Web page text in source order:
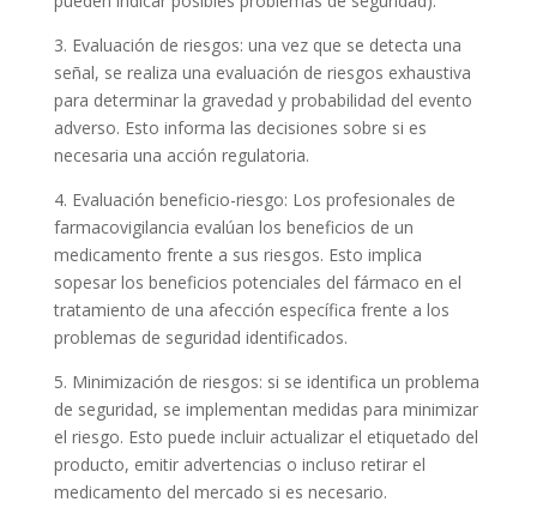
3. Evaluación de riesgos: una vez que se detecta una
señal, se realiza una evaluación de riesgos exhaustiva
para determinar la gravedad y probabilidad del evento
adverso. Esto informa las decisiones sobre si es
necesaria una acción regulatoria.
4. Evaluación beneficio-riesgo: Los profesionales de
farmacovigilancia evalúan los beneficios de un
medicamento frente a sus riesgos. Esto implica
sopesar los beneficios potenciales del fármaco en el
tratamiento de una afección específica frente a los
problemas de seguridad identificados.
5. Minimización de riesgos: si se identifica un problema
de seguridad, se implementan medidas para minimizar
el riesgo. Esto puede incluir actualizar el etiquetado del
producto, emitir advertencias o incluso retirar el
medicamento del mercado si es necesario.